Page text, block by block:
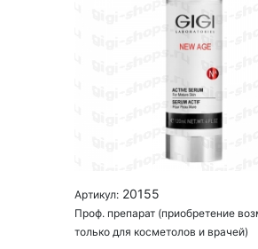
Артикул: 20155
Проф. препарат (приобретение
только для косметолов и врачей)